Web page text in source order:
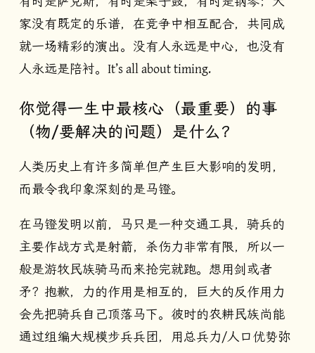
家没有既定的乐谱，在竞争中相互配合，共同成
就一场精彩的演出。没有人永远是中心，也没有
人永远是陪衬。It’s all about timing.
你觉得一生中最核心（最重要）的事
（物/要解决的问题）是什么？
人类历史上有许多简单但产生巨大影响的发明，
而最令我印象深刻的是马镫。
在马镫发明以前，马只是一种交通工具，骑兵的
主要作战方式是射箭，杀伤力非常有限，所以一
般是游牧民族骑马而来抢完就跑。想用剑或者
矛？抱歉，力的作用是相互的，巨大的反作用力
会先把骑兵自己顶落马下。彼时的农耕民族尚能
通过组编大规模步兵兵团，用总兵力/人口优势弥